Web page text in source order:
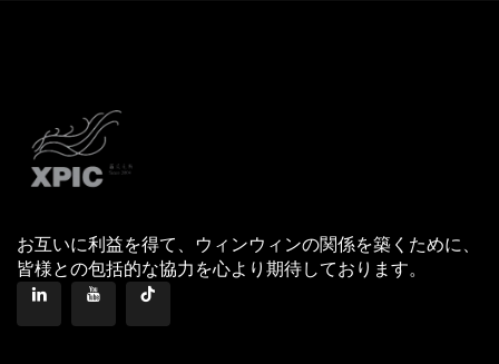
お互いに利益を得て、ウィンウィンの関係を築くために、
皆様との包括的な協力を心より期待しております。